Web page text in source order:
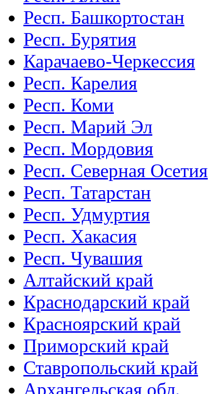
Респ. Башкортостан
Респ. Бурятия
Карачаево-Черкессия
Респ. Карелия
Респ. Коми
Респ. Марий Эл
Респ. Мордовия
Респ. Северная Осетия
Респ. Татарстан
Респ. Удмуртия
Респ. Хакасия
Респ. Чувашия
Алтайский край
Краснодарский край
Красноярский край
Приморский край
Ставропольский край
Архангельская обл.